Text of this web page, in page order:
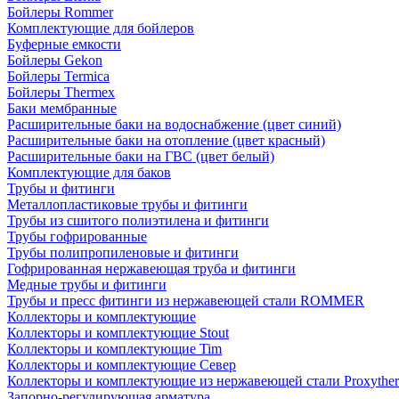
Бойлеры Rommer
Комплектующие для бойлеров
Буферные емкости
Бойлеры Gekon
Бойлеры Termica
Бойлеры Thermex
Баки мембранные
Расширительные баки на водоснабжение (цвет синий)
Расширительные баки на отопление (цвет красный)
Расширительные баки на ГВС (цвет белый)
Комплектующие для баков
Трубы и фитинги
Металлопластиковые трубы и фитинги
Трубы из сшитого полиэтилена и фитинги
Трубы гофрированные
Трубы полипропиленовые и фитинги
Гофрированная нержавеющая труба и фитинги
Медные трубы и фитинги
Трубы и пресс фитинги из нержавеющей стали ROMMER
Коллекторы и комплектующие
Коллекторы и комплектующие Stout
Коллекторы и комплектующие Tim
Коллекторы и комплектующие Север
Коллекторы и комплектующие из нержавеющей стали